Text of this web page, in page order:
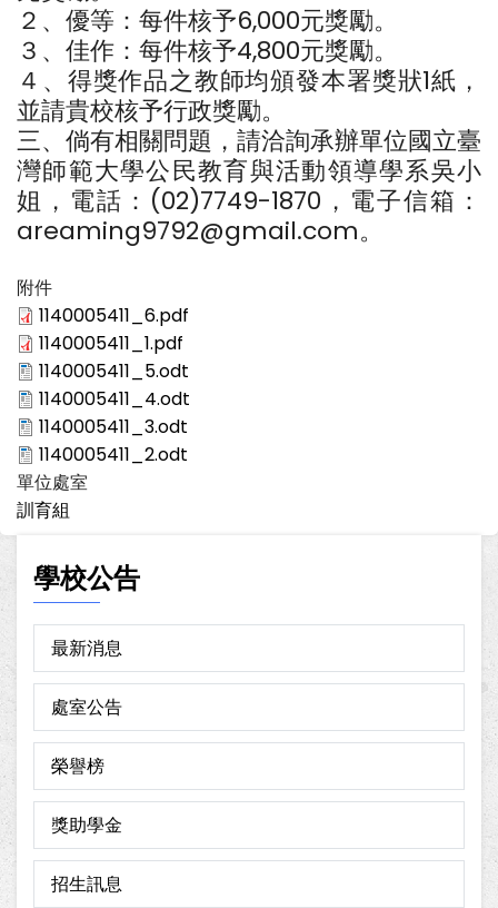
２、優等：每件核予6,000元獎勵。
３、佳作：每件核予4,800元獎勵。
４、得獎作品之教師均頒發本署獎狀1紙，
並請貴校核予行政獎勵。
三、倘有相關問題，請洽詢承辦單位國立臺
灣師範大學公民教育與活動領導學系吳小
姐，電話：(02)7749-1870，電子信箱：
areaming9792@gmail.com。
附件
1140005411_6.pdf
1140005411_1.pdf
1140005411_5.odt
1140005411_4.odt
1140005411_3.odt
1140005411_2.odt
單位處室
訓育組
學校公告
最新消息
處室公告
榮譽榜
獎助學金
招生訊息